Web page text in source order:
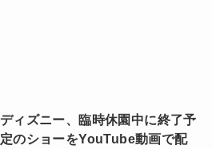
ディズニー、臨時休園中に終了予
定のショーをYouTube動画で配